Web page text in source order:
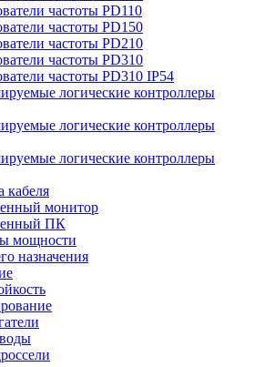
частоты PD110
частоты PD150
частоты PD210
частоты PD310
частоты PD310 IP54
логические контроллеры
логические контроллеры
логические контроллеры
кабеля
монитор
ПК
мощности
назначения